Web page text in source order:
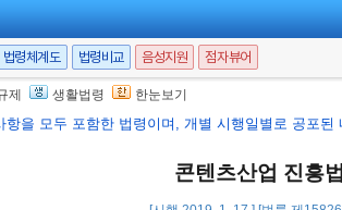
법령체계도 법령비교 음성지원 점자뷰어
제 생활법령 한눈보기
을 모두 포함한 법령이며, 개별 시행일별로 공포된
콘텐츠산업 진흥법